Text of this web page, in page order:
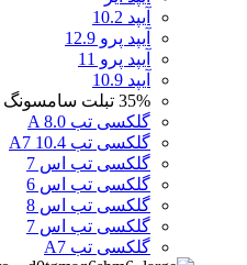
آیپد 10.2
آیپد پرو 12.9
آیپد پرو 11
آیپد 10.9
35% تبلت سامسونگ
گلکسی تب A 8.0
گلکسی تب A7 10.4
گلکسی تب اس 7
گلکسی تب اس 6
گلکسی تب اس 8
گلکسی تب اس 7
گلکسی تب A7